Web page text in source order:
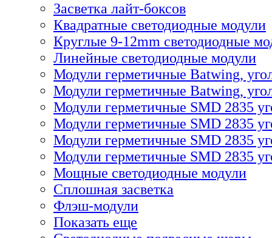
Засветка лайт-боксов
Квадратные светодиодные модули
Круглые 9-12mm светодиодные
Линейные светодиодные модули
Модули герметичные Batwing,
Модули герметичные Batwing,
Модули герметичные SMD 2835
Модули герметичные SMD 2835
Модули герметичные SMD 2835
Модули герметичные SMD 2835
Мощные светодиодные модули
Сплошная засветка
Флэш-модули
Показать еще